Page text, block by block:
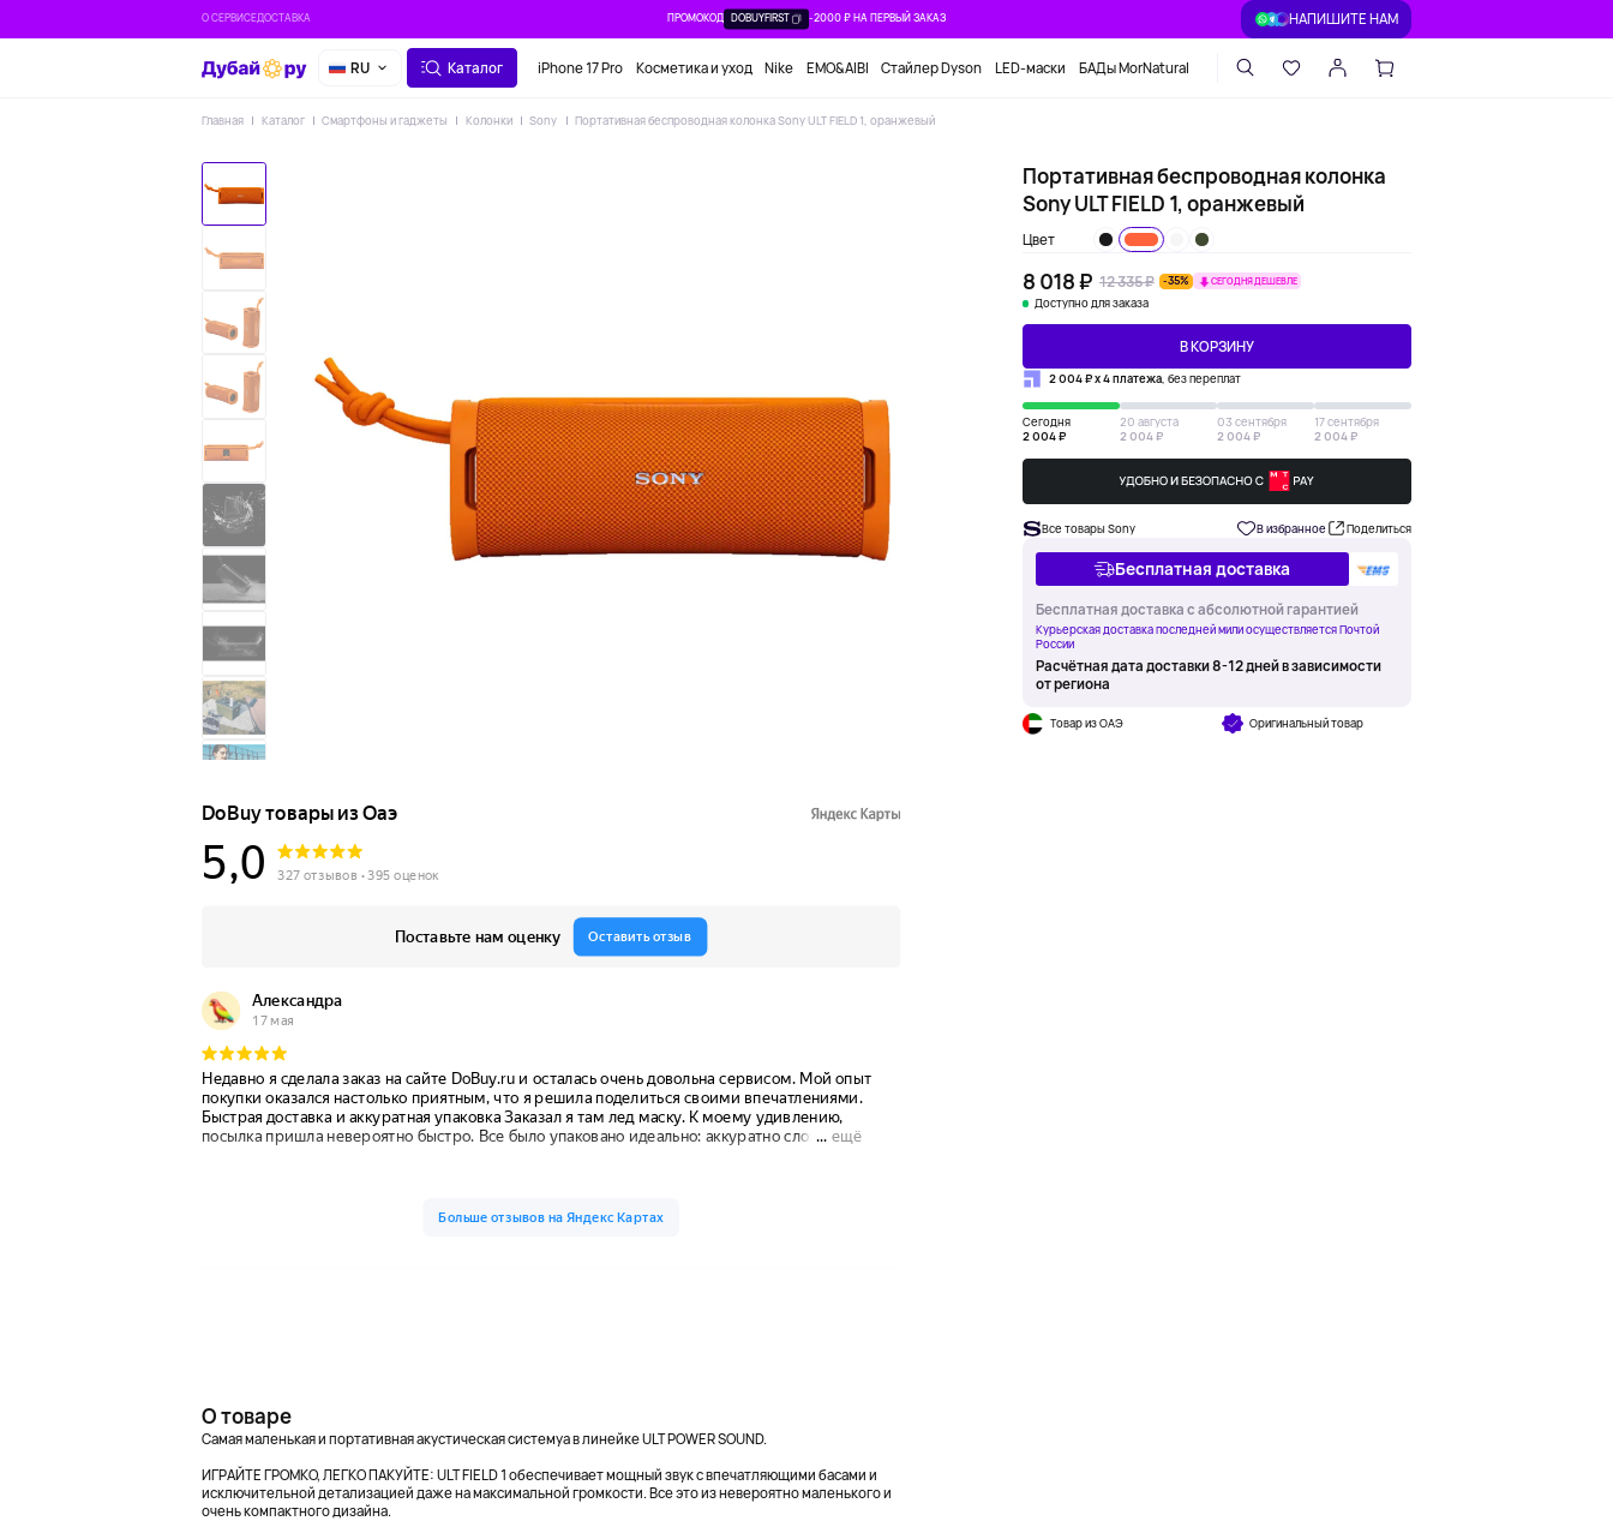
О СЕРВИСЕДОСТАВКА ПРОМОКОД DOBUYFIRST -2000 ₽ НА ПЕРВЫЙ ЗАКАЗ НАПИШИТЕ НАМ
RU Каталог iPhone 17 Pro Косметика и уход Nike EMO&AIBI Стайлер Dyson LED-маски БАДы MorNatural
Главная Каталог Смартфоны и гаджеты Колонки Sony Портативная беспроводная колонка Sony ULT FIELD 1, оранжевый
Портативная беспроводная колонка
Sony ULT FIELD 1, оранжевый
Цвет
8 018 ₽ 12 335 ₽ -35% СЕГОДНЯ ДЕШЕВЛЕ
Доступно для заказа
В КОРЗИНУ
2 004 ₽ х 4 платежа, без переплат
Сегодня
2 004 ₽
20 августа
2 004 ₽
03 сентября
2 004 ₽
17 сентября
2 004 ₽
Все товары Sony В избранное Поделиться
Бесплатная доставка
Бесплатная доставка с абсолютной гарантией
Курьерская доставка последней мили осуществляется Почтой
России
Расчётная дата доставки 8-12 дней в зависимости
от региона
Товар из ОАЭ Оригинальный товар
О товаре
Самая маленькая и портативная акустическая системуа в линейке ULT POWER SOUND.
ИГРАЙТЕ ГРОМКО, ЛЕГКО ПАКУЙТЕ: ULT FIELD 1 обеспечивает мощный звук с впечатляющими басами и
исключительной детализацией даже на максимальной громкости. Все это из невероятно маленького и
очень компактного дизайна.